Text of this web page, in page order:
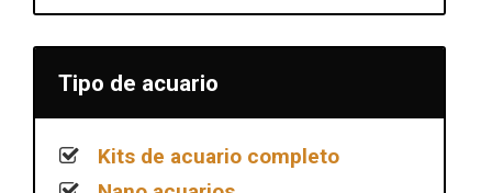
Tipo de acuario
Kits de acuario completo